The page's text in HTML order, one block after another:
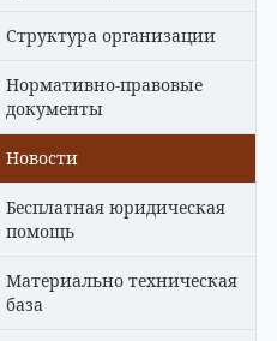
Структура организации
Нормативно-правовые
документы
Новости
Бесплатная юридическая
помощь
Материально техническая
база